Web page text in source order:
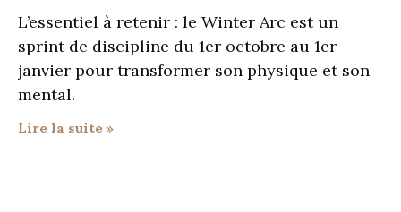
L’essentiel à retenir : le Winter Arc est un
sprint de discipline du 1er octobre au 1er
janvier pour transformer son physique et son
mental.
Lire la suite »